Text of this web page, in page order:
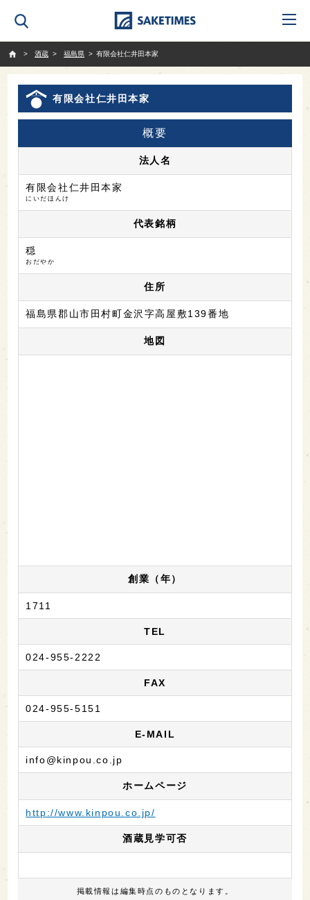
酒蔵
福島県 有限会社仁井田本家
有限会社仁井田本家
概要
法人名
有限会社仁井田本家
にいだほんけ
代表銘柄
穏
おだやか
住所
福島県郡山市田村町金沢字高屋敷139番地
地図
創業（年）
1711
TEL
024-955-2222
FAX
024-955-5151
E-MAIL
info@kinpou.co.jp
ホームページ
http://www.kinpou.co.jp/
酒蔵見学可否
掲載情報は編集時点のものとなります。